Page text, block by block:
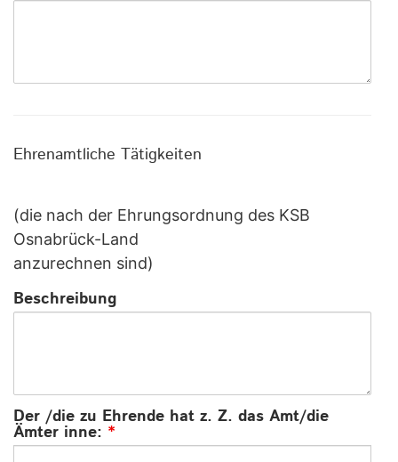
Ehrenamtliche Tätigkeiten
(die nach der Ehrungsordnung des KSB
Osnabrück-Land
anzurechnen sind)
Beschreibung
Der /die zu Ehrende hat z. Z. das Amt/die
Ämter inne: *